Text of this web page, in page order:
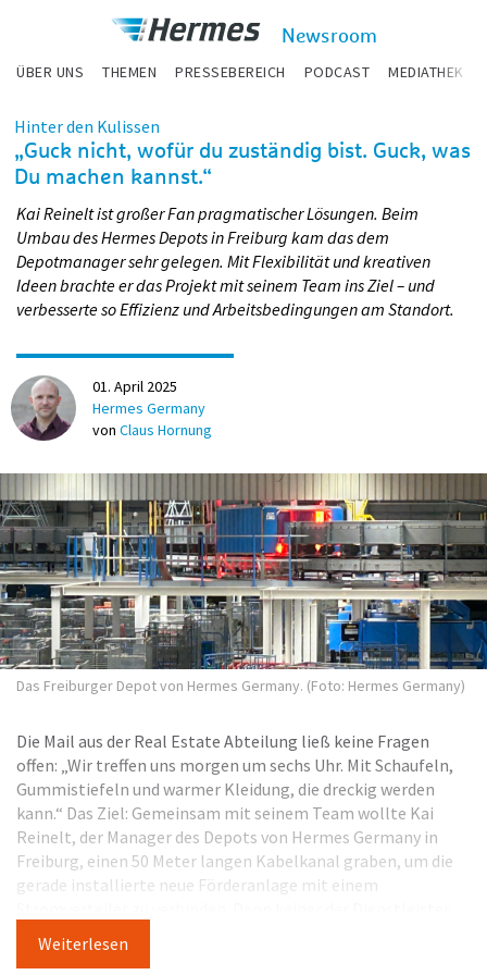
Newsroom
ÜBER UNS THEMEN PRESSEBEREICH PODCAST MEDIATHEK
Hinter den Kulissen
„Guck nicht, wofür du zuständig bist. Guck, was
Du machen kannst.“
Kai Reinelt ist großer Fan pragmatischer Lösungen. Beim
Umbau des Hermes Depots in Freiburg kam das dem
Depotmanager sehr gelegen. Mit Flexibilität und kreativen
Ideen brachte er das Projekt mit seinem Team ins Ziel – und
verbesserte so Effizienz und Arbeitsbedingungen am Standort.
01. April 2025
Hermes Germany
von Claus Hornung
Das Freiburger Depot von Hermes Germany. (Foto: Hermes Germany)
Die Mail aus der Real Estate Abteilung ließ keine Fragen
offen: „Wir treffen uns morgen um sechs Uhr. Mit Schaufeln,
Gummistiefeln und warmer Kleidung, die dreckig werden
kann.“ Das Ziel: Gemeinsam mit seinem Team wollte Kai
Reinelt, der Manager des Depots von Hermes Germany in
Freiburg, einen 50 Meter langen Kabelkanal graben, um die
gerade installierte neue Förderanlage mit einem
fühlte sich dafür zuständig. „Man hätte lange
Weiterlesen